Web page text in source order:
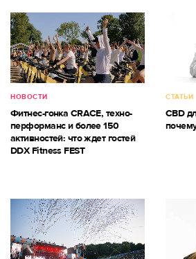
НОВОСТИ
Фитнес-гонка CRACE, техно-
перформанс и более 150
активностей: что ждет гостей
DDX Fitness FEST
СТАТЬИ
CBD